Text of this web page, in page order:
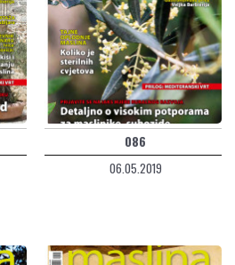
086
06.05.2019